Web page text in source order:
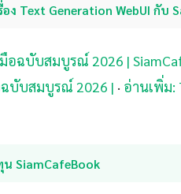
อง Text Generation WebUI กับ
ฉบับสมบูรณ์ 2026 |
บับสมบูรณ์ 2026 | · อ่านเพิ่ม:
SiamCafeBook